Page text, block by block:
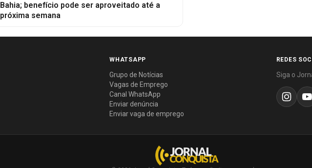
Bahia; benefício pode ser aproveitado até a
próxima semana
WHATSAPP
Grupo de Notícias
Vagas de Emprego
Canal WhatsApp
Enviar denúncia
Enviar vaga de emprego
REDES
Siga o